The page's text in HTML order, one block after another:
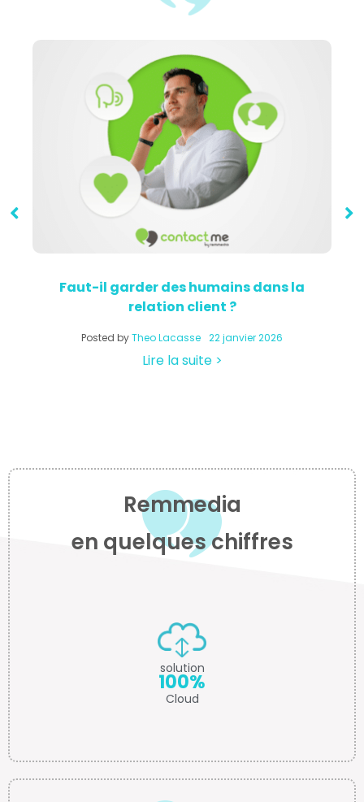
Faut-il garder des humains dans la
relation client ?
Posted byTheo Lacasse 22 janvier 2026
Lire la suite >
Remmedia
en quelques chiffres
solution
100%
Cloud